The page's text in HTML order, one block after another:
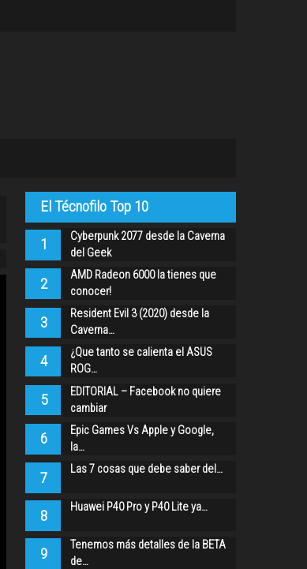
El Técnofilo Top 10
1
Cyberpunk 2077 desde la Caverna
del Geek
2
AMD Radeon 6000 la tienes que
conocer!
3
Resident Evil 3 (2020) desde la
Caverna…
4
¿Que tanto se calienta el ASUS
ROG…
5
EDITORIAL – Facebook no quiere
cambiar
6
Epic Games Vs Apple y Google,
la…
7 Las 7 cosas que debe saber del…
8 Huawei P40 Pro y P40 Lite ya…
9
Tenemos más detalles de la BETA
de…